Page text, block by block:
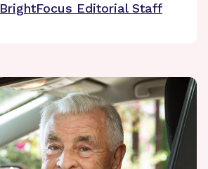
BrightFocus Editorial Staff